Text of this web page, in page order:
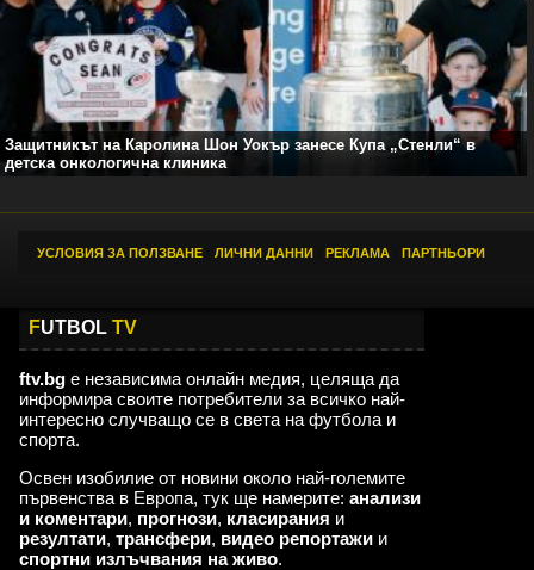
Защитникът на Каролина Шон Уокър занесе Купа „Стенли“ в
детска онкологична клиника
УСЛОВИЯ ЗА ПОЛЗВАНЕ ЛИЧНИ ДАННИ РЕКЛАМА ПАРТНЬОРИ
FUTBOL TV
ftv.bg е независима онлайн медия, целяща да
информира своите потребители за всичко най-
интересно случващо се в света на футбола и
спорта.
Освен изобилие от новини около най-големите
първенства в Европа, тук ще намерите: анализи
и коментари, прогнози, класирания и
резултати, трансфери, видео репортажи и
спортни излъчвания на живо.